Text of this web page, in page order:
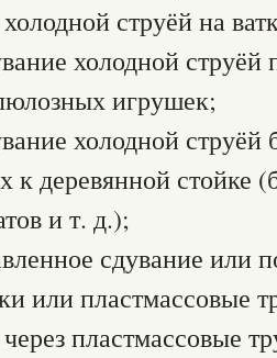
холодной струёй на
холодной
игрушек;
холодной
деревянной стойке
и т. д.);
сдувание или
или пластмассовые
пластмассовые